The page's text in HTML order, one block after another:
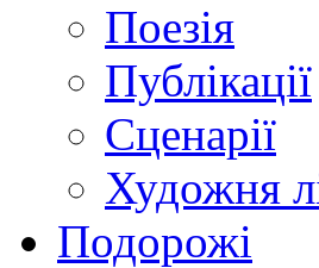
Поезія
Публікації
Сценарії
Художня
Подорожі